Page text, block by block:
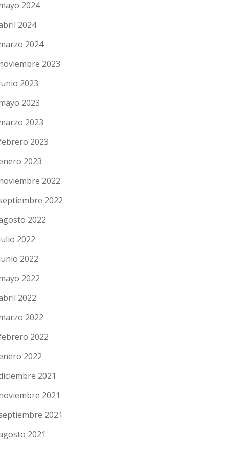
2024
2024
2024
2023
2023
2023
2023
2023
2023
2022
2022
2022
2022
2022
2022
2022
2022
2022
2022
2021
2021
2021
2021